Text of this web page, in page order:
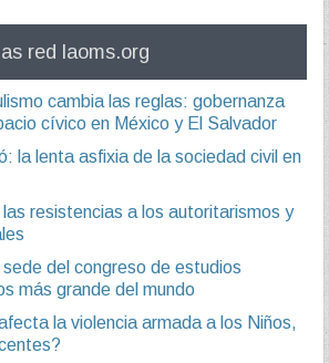
red laoms.org
cambia las reglas: gobernanza
cívico en México y El Salvador
la lenta asfixia de la sociedad civil en
resistencias a los autoritarismos y
sede del congreso de estudios
más grande del mundo
la violencia armada a los Niños,